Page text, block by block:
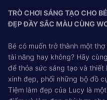
TRÒ CHƠI SÁNG TẠO CHO
ĐẸP ĐẦY SẮC MÀU CÙNG
Bé có muốn trở thành một
tài năng hay không? Hãy
để thỏa sức sáng tạo và
xinh đẹp, phối những bộ đồ
Tiệm làm đẹp của Lucy là